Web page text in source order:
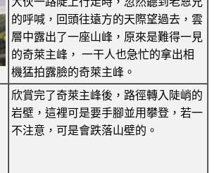
的呼喊，回頭往遠方的天際望過去，雲
層中露出了一座山峰，原來是難得一見
的奇萊主峰， 一干人也急忙的拿出相
機猛拍露臉的奇萊主峰。
欣賞完了奇萊主峰後，路徑轉入陡峭的
岩壁，這裡可是要手腳並用攀登，若一
不注意，可是會跌落山壁的。